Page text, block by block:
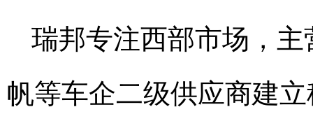
瑞邦专注西部市场，
帆等车企二级供应商建